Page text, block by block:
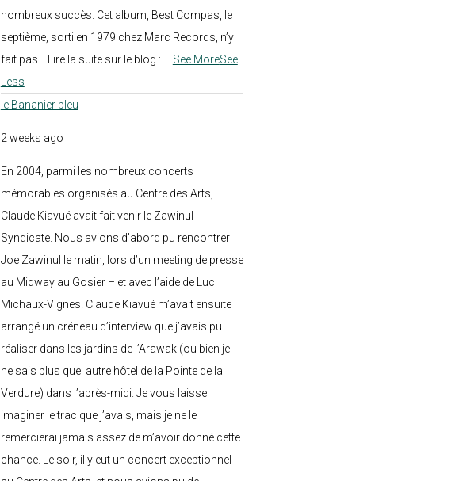
nombreux succès. Cet album, Best Compas, le
septième, sorti en 1979 chez Marc Records, n’y
fait pas... Lire la suite sur le blog :
See MoreSee
Less
le Bananier bleu
2 weeks ago
En 2004, parmi les nombreux concerts
mémorables organisés au Centre des Arts,
Claude Kiavué avait fait venir le Zawinul
Syndicate. Nous avions d’abord pu rencontrer
Joe Zawinul le matin, lors d’un meeting de presse
au Midway au Gosier – et avec l’aide de Luc
Michaux-Vignes. Claude Kiavué m’avait ensuite
arrangé un créneau d’interview que j’avais pu
réaliser dans les jardins de l’Arawak (ou bien je
ne sais plus quel autre hôtel de la Pointe de la
Verdure) dans l’après-midi. Je vous laisse
imaginer le trac que j’avais, mais je ne le
remercierai jamais assez de m’avoir donné cette
chance. Le soir, il y eut un concert exceptionnel